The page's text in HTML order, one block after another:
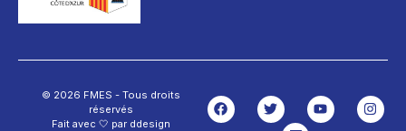
© 2026 FMES - Tous droits
réservés
Fait avec 🤍 par ddesign